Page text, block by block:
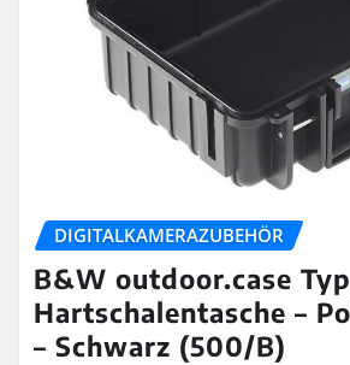
DIGITALKAMERAZUBEHÖR
B&W outdoor.case
Hartschalentasche –
– Schwarz (500/B)